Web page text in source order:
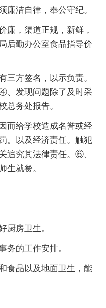
洁自律，奉公守纪。
，渠道正规，新鲜，
后勤办公室食品指导价
方签名，以示负责。
、发现问题除了及时采
总务处报告。
而给学校造成名誉或经
。以及经济责任。触犯
追究其法律责任。⑥、
生就餐。
厨房卫生。
的工作安排。
食品以及地面卫生，能